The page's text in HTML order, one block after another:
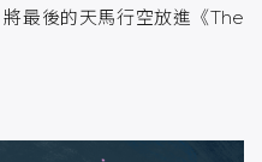
最後的天馬行空放進《The